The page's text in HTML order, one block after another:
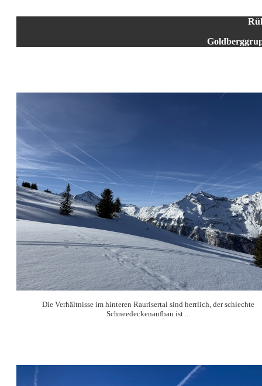
Die Verhältnisse im hinteren Raurisertal sind herrlich, der schlechte
Schneedeckenaufbau ist ...